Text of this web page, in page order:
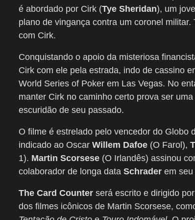
é abordado por Cirk (Tye Sheridan), um
plano de vingança contra um coronel
com Cirk.
Conquistando o apoio da misteriosa
Cirk com ele pela estrada, indo de cassino
World Series of Poker em Las Vegas. No
manter Cirk no caminho certo prova ser
escuridão de seu passado.
O filme é estrelado pelo vencedor do Globo
indicado ao Oscar Willem Dafoe (O Farol),
1). Martin Scorsese (O Irlandês) assinou
colaborador de longa data Schrader em
The Card Counter será escrito e dirigido por
dos filmes icônicos de Martin Scorsese,